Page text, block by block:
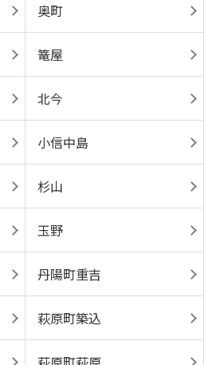
奥町
篭屋
北今
小信中島
杉山
玉野
丹陽町重吉
萩原町築込